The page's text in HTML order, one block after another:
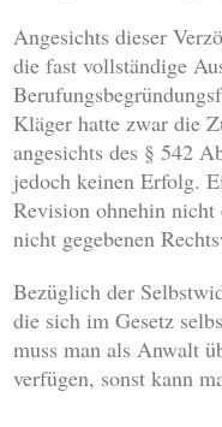
Angesichts dieser
die fast vollständige
Kläger hatte zwar die
angesichts des § 542
jedoch keinen Erfolg.
Revision ohnehin
nicht gegebenen
Bezüglich der
die sich im Gesetz
muss man als Anwalt
verfügen, sonst kann